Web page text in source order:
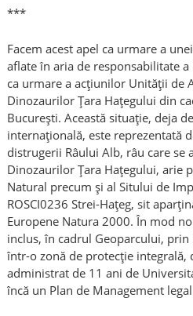
***
Facem acest apel ca urmare a
aflate în aria de responsabilitate
ca urmare a acțiunilor Unității de
Dinozaurilor Țara Hațegului din
București. Această situație, deja
internațională, este reprezentată
distrugerii Râului Alb, râu care
Dinozaurilor Țara Hațegului, arie
Natural precum și al Sitului de
ROSCI0236 Strei-Hațeg, sit
Europene Natura 2000. În mod
inclus, în cadrul Geoparcului,
într-o zonă de protecție integrală,
administrat de 11 ani de
încă un Plan de Management